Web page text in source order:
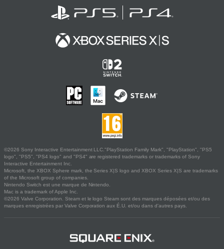
©2026 Sony Interactive Entertainment LLC."PlayStation Family Mark", "PlayStation", "PS5
logo", "PS5", "PS4 logo" and "PS4" are registered trademarks or trademarks of Sony
Interactive Entertainment Inc.
Microsoft, the XBOX Sphere mark, the Series X|S logo and XBOX Series X|S are trademarks
of the Microsoft group of companies.
Nintendo Switch est une marque de Nintendo.
Mac is a trademark of Apple Inc.
©2026 Valve Corporation. Steam et le logo Steam sont des marques déposées et/ou des
marques enregistrées par Valve Corporation aux É.U. et/ou dans d'autres pays.